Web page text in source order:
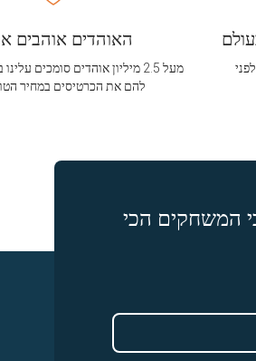
האוהדים אוהבים
מעל 2.5 מיליון אוהדים סומכים
להם את הכרטיסים במחיר
המשחקים הכי